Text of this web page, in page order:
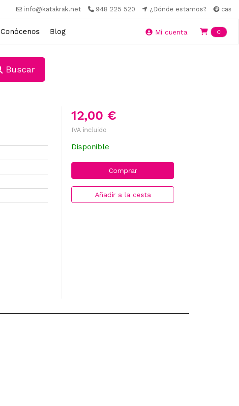
info@katakrak.net 948 225 520 ¿Dónde estamos? cas
Conócenos Blog Mi cuenta 0
Buscar
12,00 €
IVA incluido
Disponible
Comprar
Añadir a la cesta